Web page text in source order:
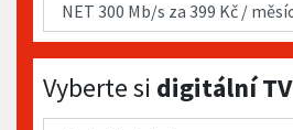
Vyberte si digitální TV
Vyberte si digitální TV